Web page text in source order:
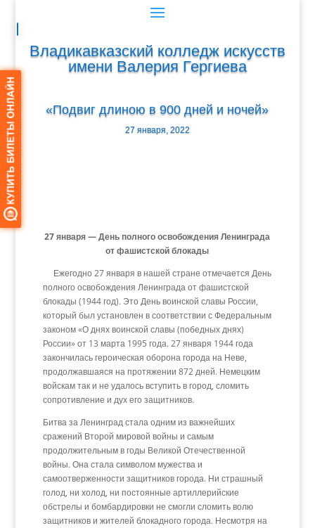
Владикавказский колледж искусств
имени Валерия Гергиева
«Подвиг длиною в 900 дней и ночей»
27 января, 2022
27 января — День полного освобождения Ленинграда
от фашистской блокады
Ежегодно 27 января в нашей стране отмечается День
полного освобождения Ленинграда от фашистской
блокады (1944 год). Это День воинской славы России,
который был установлен в соответствии с Федеральным
законом «О днях воинской славы (победных днях)
России» от 13 марта 1995 года. 27 января 1944 года
закончилась героическая оборона города на Неве,
продолжавшаяся на протяжении 872 дней. Немецким
войскам так и не удалось вступить в город, сломить
сопротивление и дух его защитников.
Битва за Ленинград стала одним из важнейших
сражений Второй мировой войны и самым
продолжительным в годы Великой Отечественной
войны. Она стала символом мужества и
самоотверженности защитников города. Ни страшный
голод, ни холод, ни постоянные артиллерийские
обстрелы и бомбардировки не смогли сломить волю
защитников и жителей блокадного города. Несмотря на